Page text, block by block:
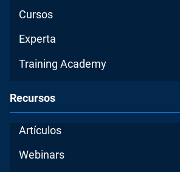
Cursos
Experta
Training Academy
Recursos
Artículos
Webinars